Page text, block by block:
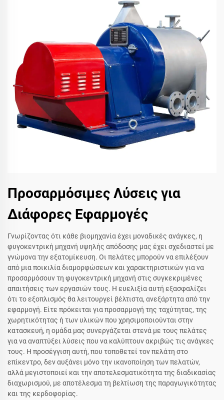
Προσαρμόσιμες Λύσεις για
Διάφορες Εφαρμογές
Γνωρίζοντας ότι κάθε βιομηχανία έχει μοναδικές ανάγκες, η
φυγοκεντρική μηχανή υψηλής απόδοσης μας έχει σχεδιαστεί με
γνώμονα την εξατομίκευση. Οι πελάτες μπορούν να επιλέξουν
από μια ποικιλία διαμορφώσεων και χαρακτηριστικών για να
προσαρμόσουν τη φυγοκεντρική μηχανή στις συγκεκριμένες
απαιτήσεις των εργασιών τους. Η ευελιξία αυτή εξασφαλίζει
ότι το εξοπλισμός θα λειτουργεί βέλτιστα, ανεξάρτητα από την
εφαρμογή. Είτε πρόκειται για προσαρμογή της ταχύτητας, της
χωρητικότητας ή των υλικών που χρησιμοποιούνται στην
κατασκευή, η ομάδα μας συνεργάζεται στενά με τους πελάτες
για να αναπτύξει λύσεις που να καλύπτουν ακριβώς τις ανάγκες
τους. Η προσέγγιση αυτή, που τοποθετεί τον πελάτη στο
επίκεντρο, δεν αυξάνει μόνο την ικανοποίηση των πελατών,
αλλά μεγιστοποιεί και την αποτελεσματικότητα της διαδικασίας
διαχωρισμού, με αποτέλεσμα τη βελτίωση της παραγωγικότητας
και της κερδοφορίας.